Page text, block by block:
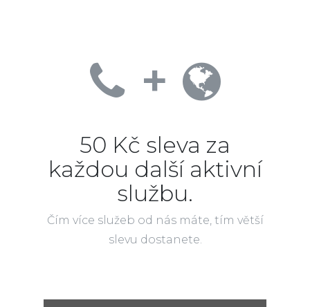
+
50 Kč sleva za
každou další aktivní
službu.
Čím více služeb od nás máte, tím větší
slevu dostanete.